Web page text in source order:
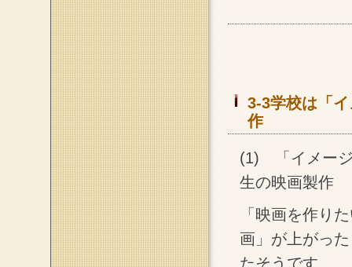
3-3学校は「
作
(1) 「イメー
生の映画製作
「映画を作り
画」が上がっ
たそうです。